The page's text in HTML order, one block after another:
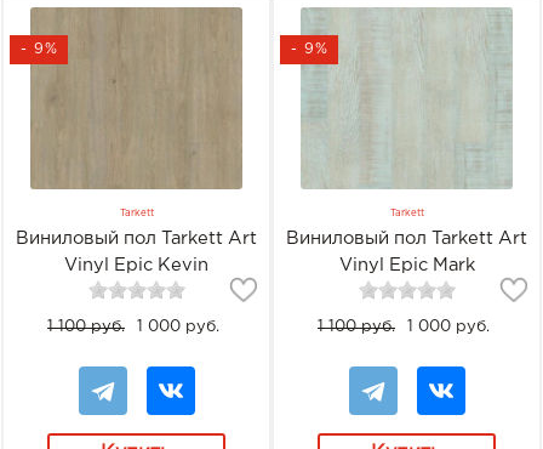
- 9%
Tarkett
Виниловый пол Tarkett Art
Vinyl Epic Kevin
1 100 руб. 1 000 руб.
- 9%
Tarkett
Виниловый пол Tarkett Art
Vinyl Epic Mark
1 100 руб. 1 000 руб.